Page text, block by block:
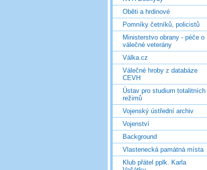
Oběti a hrdinové
Pomníky četníků, policistů
Ministerstvo obrany - péče o
válečné veterány
Válka.cz
Válečné hroby z databáze
CEVH
Ústav pro studium totalitních
režimů
Vojenský ústřední archiv
Vojenství
Background
Vlastenecká památná místa
Klub přátel pplk. Karla